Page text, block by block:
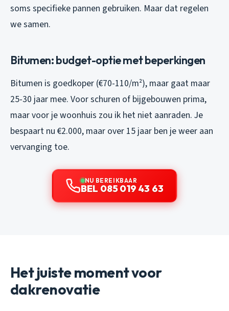
soms specifieke pannen gebruiken. Maar dat regelen
we samen.
Bitumen: budget-optie met beperkingen
Bitumen is goedkoper (€70-110/m²), maar gaat maar
25-30 jaar mee. Voor schuren of bijgebouwen prima,
maar voor je woonhuis zou ik het niet aanraden. Je
bespaart nu €2.000, maar over 15 jaar ben je weer aan
vervanging toe.
NU BEREIKBAAR
BEL 085 019 43 63
Het juiste moment voor
dakrenovatie